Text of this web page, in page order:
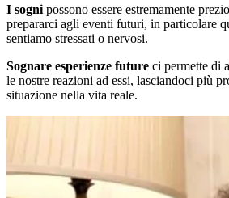
I sogni possono essere estremamente
prepararci agli eventi futuri, in particolare
sentiamo stressati o nervosi.
Sognare esperienze future ci permette di
le nostre reazioni ad essi, lasciandoci più
situazione nella vita reale.